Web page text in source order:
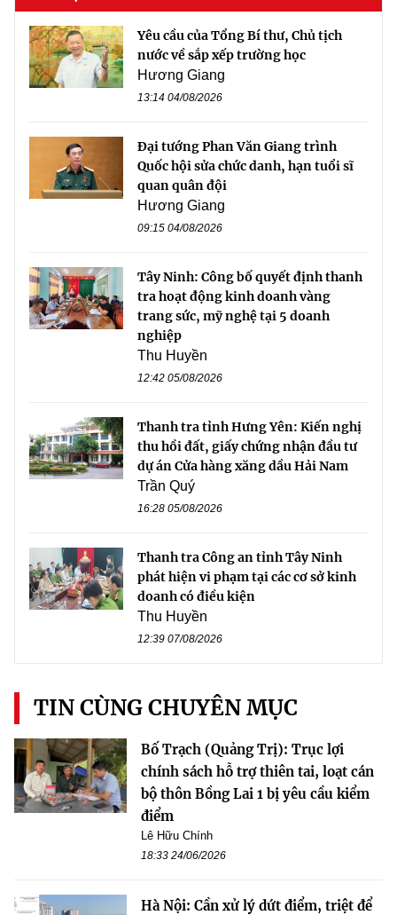
Yêu cầu của Tổng Bí thư, Chủ tịch
nước về sắp xếp trường học
Hương Giang
13:14 04/08/2026
Đại tướng Phan Văn Giang trình
Quốc hội sửa chức danh, hạn tuổi sĩ
quan quân đội
Hương Giang
09:15 04/08/2026
Tây Ninh: Công bố quyết định thanh
tra hoạt động kinh doanh vàng
trang sức, mỹ nghệ tại 5 doanh
nghiệp
Thu Huyền
12:42 05/08/2026
Thanh tra tỉnh Hưng Yên: Kiến nghị
thu hồi đất, giấy chứng nhận đầu tư
dự án Cửa hàng xăng dầu Hải Nam
Trần Quý
16:28 05/08/2026
Thanh tra Công an tỉnh Tây Ninh
phát hiện vi phạm tại các cơ sở kinh
doanh có điều kiện
Thu Huyền
12:39 07/08/2026
TIN CÙNG CHUYÊN MỤC
Bố Trạch (Quảng Trị): Trục lợi
chính sách hỗ trợ thiên tai, loạt cán
bộ thôn Bồng Lai 1 bị yêu cầu kiểm
điểm
Lê Hữu Chính
18:33 24/06/2026
Hà Nội: Cần xử lý dứt điểm, triệt để